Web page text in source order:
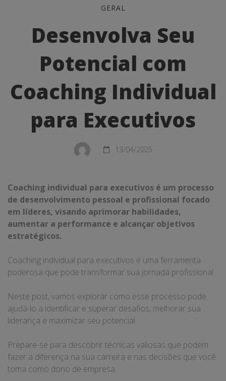
Desenvolva
Seu
Potencial
com
Coaching
Individual
para
Executivos
GERAL
Desenvolva Seu
Potencial com
Coaching Individual
para Executivos
13/04/2025
Coaching individual para executivos é um processo
de desenvolvimento pessoal e profissional focado
em líderes, visando aprimorar habilidades,
aumentar a performance e alcançar objetivos
estratégicos.
Coaching individual para executivos é uma ferramenta
poderosa que pode transformar sua jornada profissional.
Neste post, vamos explorar como esse processo pode
ajudá-lo a identificar e superar desafios, melhorar sua
liderança e maximizar seu potencial.
Prepare-se para descobrir técnicas valiosas que podem
fazer a diferença na sua carreira e nas decisões que você
toma como dono de empresa.